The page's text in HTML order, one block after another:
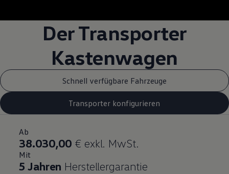
DerTransporter
Kastenwagen
Schnell verfügbare Fahrzeuge
Transporter konfigurieren
Ab
38.030,00 € exkl. MwSt.
Mit
5 Jahren Herstellergarantie